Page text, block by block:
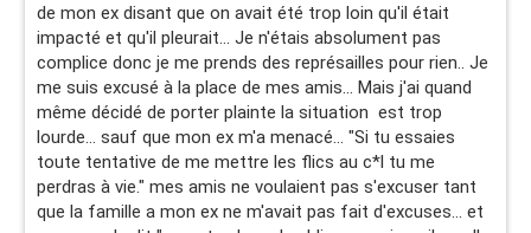
de mon ex disant que on avait été trop loin qu'il était
impacté et qu'il pleurait... Je n'étais absolument pas
complice donc je me prends des représailles pour rien.. Je
me suis excusé à la place de mes amis... Mais j'ai quand
même décidé de porter plainte la situation est trop
lourde... sauf que mon ex m'a menacé... "Si tu essaies
toute tentative de me mettre les flics au c*l tu me
perdras à vie." mes amis ne voulaient pas s'excuser tant
que la famille a mon ex ne m'avait pas fait d'excuses... et